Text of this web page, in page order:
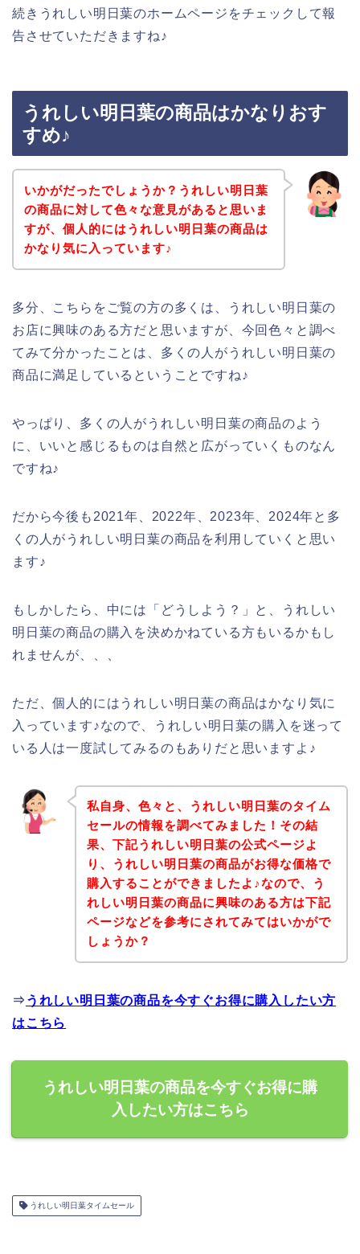
続きうれしい明日葉のホームページをチェックして報
告させていただきますね♪
うれしい明日葉の商品はかなりおす
すめ♪
いかがだったでしょうか？うれしい明日葉
の商品に対して色々な意見があると思いま
すが、個人的にはうれしい明日葉の商品は
かなり気に入っています♪
多分、こちらをご覧の方の多くは、うれしい明日葉の
お店に興味のある方だと思いますが、今回色々と調べ
てみて分かったことは、多くの人がうれしい明日葉の
商品に満足しているということですね♪
やっぱり、多くの人がうれしい明日葉の商品のよう
に、いいと感じるものは自然と広がっていくものなん
ですね♪
だから今後も2021年、2022年、2023年、2024年と多
くの人がうれしい明日葉の商品を利用していくと思い
ます♪
もしかしたら、中には「どうしよう？」と、うれしい
明日葉の商品の購入を決めかねている方もいるかもし
れませんが、、、
ただ、個人的にはうれしい明日葉の商品はかなり気に
入っています♪なので、うれしい明日葉の購入を迷って
いる人は一度試してみるのもありだと思いますよ♪
私自身、色々と、うれしい明日葉のタイム
セールの情報を調べてみました！その結
果、下記うれしい明日葉の公式ページよ
り、うれしい明日葉の商品がお得な価格で
購入することができましたよ♪なので、う
れしい明日葉の商品に興味のある方は下記
ページなどを参考にされてみてはいかがで
しょうか？
⇒ うれしい明日葉の商品を今すぐお得に購入したい方
はこちら
うれしい明日葉の商品を今すぐお得に購
入したい方はこちら
うれしい明日葉タイムセール